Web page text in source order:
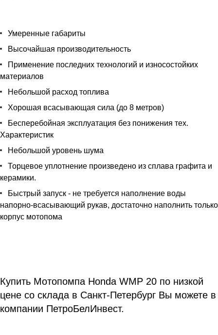
Умеренные габариты
Высочайшая производительность
Применение последних технологий и износостойких
материалов
Небольшой расход топлива
Хорошая всасывающая сила (до 8 метров)
Бесперебойная эксплуатация без понижения тех.
Характеристик
Небольшой уровень шума
Торцевое уплотнение произведено из сплава графита и
керамики.
Быстрый запуск - не требуется наполнение воды
напорно-всасывающий рукав, достаточно наполнить только
корпус мотопома
Купить Мотопомпа Honda WMP 20 по низкой
цене со склада в Санкт-Петербург Вы можете в
компании ПетроБелИнвест.